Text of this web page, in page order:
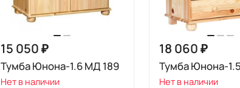
15 050 ₽
Тумба Юнона-1.6 МД 189
Нет в наличии
18 060 ₽
Тумба Юнона-
Нет в наличии